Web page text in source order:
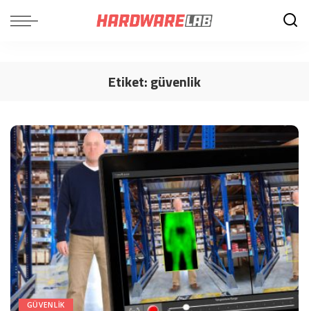
Etiket:güvenlik
GÜVENLIK